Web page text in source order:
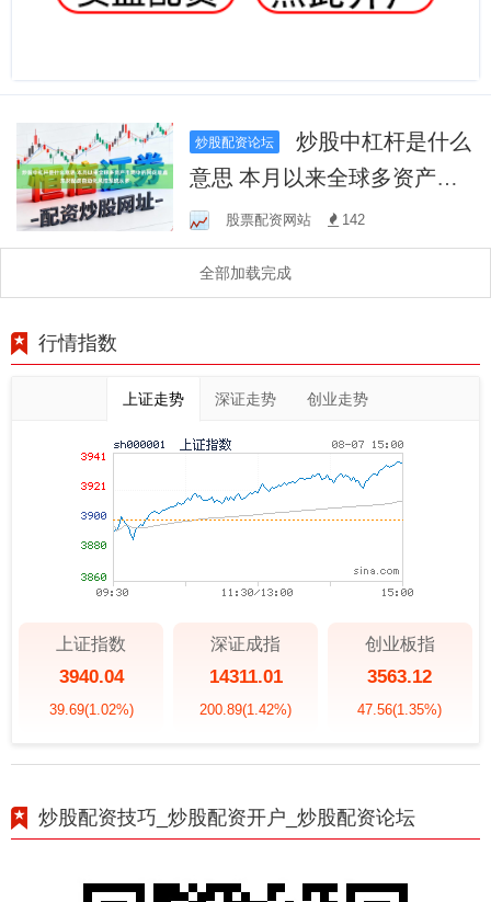
炒股配资论坛
炒股中杠杆是什么
意思 本月以来全球多资产市
场中的同花顺鑫东财配资自
动化风控系统从多
股票配资网站 142
全部加载完成
行情指数
上证走势 深证走势 创业走势
上证指数
3940.04
39.69(1.02%)
深证成指
14311.01
200.89(1.42%)
创业板指
3563.12
47.56(1.35%)
炒股配资技巧_炒股配资开户_炒股配资论坛